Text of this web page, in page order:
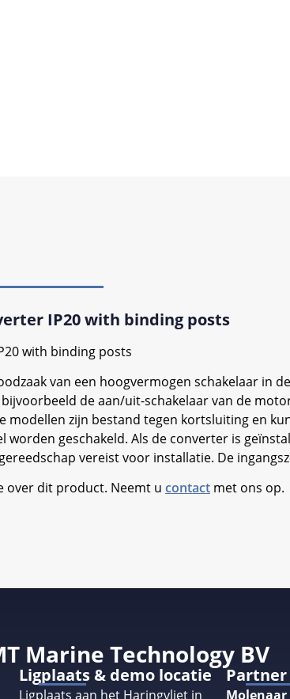
IP20 with binding posts
with binding posts
van een hoogvermogen schakelaar in
de aan/uit-schakelaar van de
modellen zijn bestand tegen kortsluiting en
geschakeld. Als de converter is
vereist voor installatie. De
over dit product. Neemt u contact met ons op.
Marine Technology BV
Ligplaats & demo locatie
Ligplaats aan het Haringvliet in